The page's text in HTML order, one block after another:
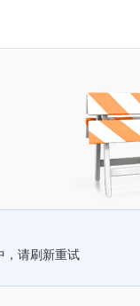
，请刷新重试